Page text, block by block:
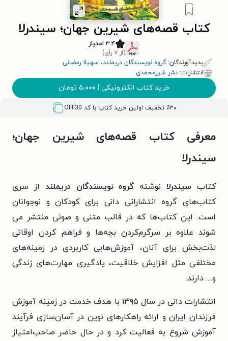
کتاب قصه‌های شیرین جهان؛ سیندرلا
۳.۴ امتیاز
(از ۷ رأی)
پدیدآورندگان:گروه نویسندگان دریملند، سهیلا رمضانی
انتشارات: نشر شیرمحمدی
خرید کتاب الکترونیکی | ۵,۰۰۰ تومان
٪۳۰ تخفیف اولین خرید کتاب با کد OFF30
معرفی کتاب قصه‌های شیرین جهان؛
سیندرلا
کتاب سیندرلا نوشته گروه نویسندگان دریملند از سری
کتاب‌های گروه انتشاراتی دانی برای کودکان و نوجوانان
است. این کتاب‌ها که در قالب متنی و صوتی منتشر می
شوند علاوه بر سرگرم‌کردن بچه‌ها و فراهم کردن اوقاتی
لذت‌بخش برای آنان، آموزش‌هایی کاربردی در زمینه‌های
مختلفی مثل افزایش خلاقیت، یادگیری مهارت‌های زندگی
و.... دارند.
انتشارات دانی در سال ۱۳۹۵ با هدف خدمت در زمینه آموزش
فرزندان ایران و ارائه راهکارهای نوین در آسان‌سازی فرآیند
آموزش شروع به فعالیت کرد و در حال حاضر صاحب‌امتیاز